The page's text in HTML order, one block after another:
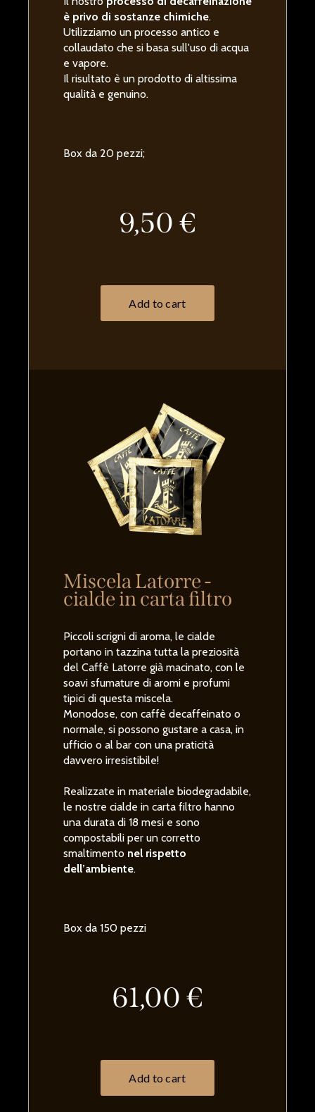
è privo di sostanze chimiche.
Utilizziamo un processo antico e
collaudato che si basa sull'uso di acqua
e vapore.
Il risultato è un prodotto di altissima
qualità e genuino.
Box da 20 pezzi;
9,50 €
Miscela Latorre -
cialde in carta filtro
Piccoli scrigni di aroma, le cialde
portano in tazzina tutta la preziosità
del Caffè Latorre già macinato, con le
soavi sfumature di aromi e profumi
tipici di questa miscela.
Monodose, con caffè decaffeinato o
normale, si possono gustare a casa, in
ufficio o al bar con una praticità
davvero irresistibile!
Realizzate in materiale biodegradabile,
le nostre cialde in carta filtro hanno
una durata di 18 mesi e sono
compostabili per un corretto
smaltimento nel rispetto
dell’ambiente.
Box da 150 pezzi
61,00 €